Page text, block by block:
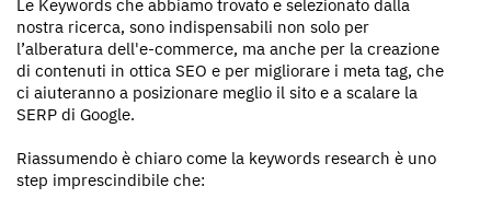
Le Keywords che abbiamo trovato e selezionato dalla
nostra ricerca, sono indispensabili non solo per
l’alberatura dell'e-commerce, ma anche per la creazione
di contenuti in ottica SEO e per migliorare i meta tag, che
ci aiuteranno a posizionare meglio il sito e a scalare la
SERP di Google.
Riassumendo è chiaro come la keywords research è uno
step imprescindibile che: